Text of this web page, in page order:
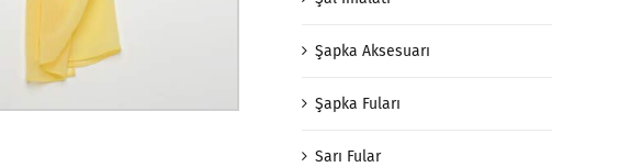
Şapka Aksesuarı
Şapka Fuları
Sarı Fular